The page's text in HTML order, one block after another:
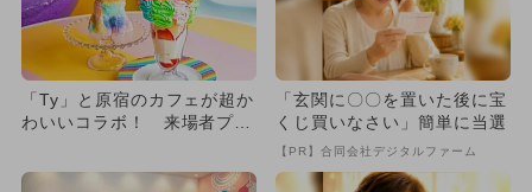
「Ty」と原宿のカフェが超か
わいいコラボ！ 来場者プレ
「玄関に〇〇を置いた後に宝
くじ買いなさい」簡単に当選
【PR】合同会社デジタルファーム